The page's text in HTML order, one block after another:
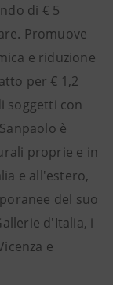
di € 5
Promuove
e riduzione
per € 1,2
soggetti con
è
proprie e in
e all'estero,
del suo
d'Italia, i
e